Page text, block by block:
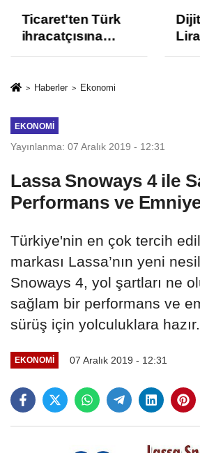
Ticaret'ten Türk
ihracatçısına
Endonezya pazarı
Haberler Ekonomi
EKONOMI
Yayınlanma: 07 Aralık 2019 - 12:31
Lassa Snoways 4 ile
Performans ve
Türkiye'nin en çok tercih
markası Lassa’nın yeni
Snoways 4, yol şartları ne
sağlam bir performans ve
sürüş için yolculuklara hazır.
EKONOMI 07 Aralık 2019 - 12:31